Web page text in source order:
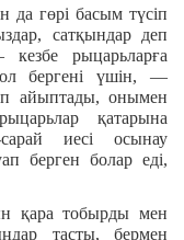
да гөрі басым түсіп
сатқындар деп
рыцарьларға
бергені үшін, —
айыптады, онымен
қатарына
иесі осынау
берген болар еді,
қара тобырды мен
тасты, бермен